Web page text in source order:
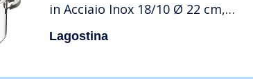
in Acciaio Inox 18/10 Ø 22 cm,
Pentola Induzione e Gas, Coperchio
con Apertura Facilitata, Inclusi
Lagostina